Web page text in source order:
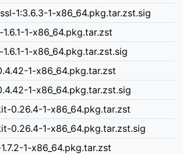
1:3.6.3-1-x86_64.pkg.tar.zst.sig
1-x86_64.pkg.tar.zst
1-x86_64.pkg.tar.zst.sig
1-x86_64.pkg.tar.zst
1-x86_64.pkg.tar.zst.sig
0.26.4-1-x86_64.pkg.tar.zst
0.26.4-1-x86_64.pkg.tar.zst.sig
1-x86_64.pkg.tar.zst